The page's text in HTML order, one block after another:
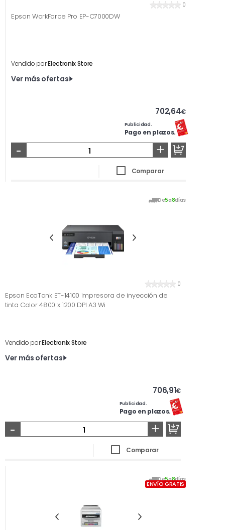
0
Epson WorkForce Pro EP-C7000DW
Vendido porElectronix Store
Ver más ofertas
702,64€
Publicidad.
Pago en plazos.
- +
Comparar
De5a8días
0
Epson EcoTank ET-14100 impresora de inyección de
tinta Color 4800 x 1200 DPI A3 Wi
Vendido porElectronix Store
Ver más ofertas
706,91€
Publicidad.
Pago en plazos.
- +
Comparar
De5a8días
ENVÍO GRATIS